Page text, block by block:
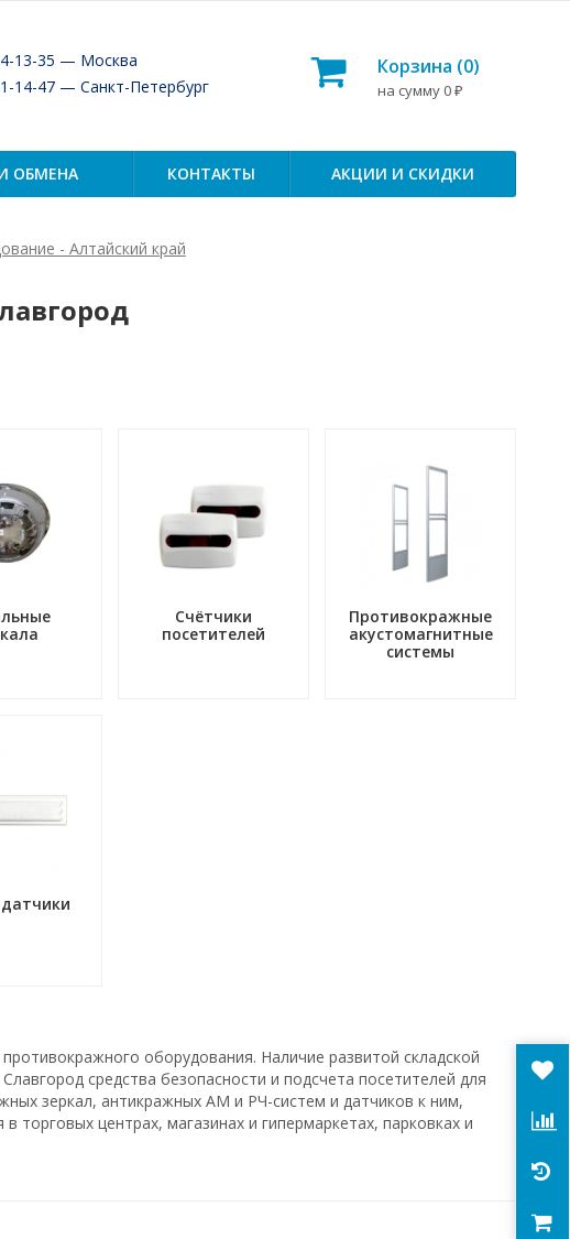
13-35 — Москва
14-47 — Санкт-Петербург
Корзина (0)
на сумму 0 ₽
ОБМЕНА КОНТАКТЫ АКЦИИ И СКИДКИ
- Алтайский край
Счётчики
посетителей
Противокражные
акустомагнитные
системы
оборудования. Наличие развитой складской
средства безопасности и подсчета посетителей для
зеркал, антикражных АМ и РЧ-систем и датчиков к ним,
торговых центрах, магазинах и гипермаркетах, парковках и